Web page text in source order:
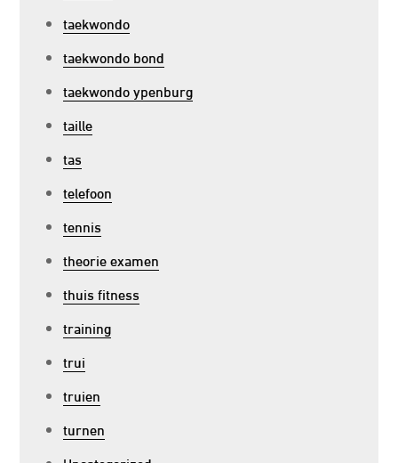
taekwondo
taekwondo bond
taekwondo ypenburg
taille
tas
telefoon
tennis
theorie examen
thuis fitness
training
trui
truien
turnen